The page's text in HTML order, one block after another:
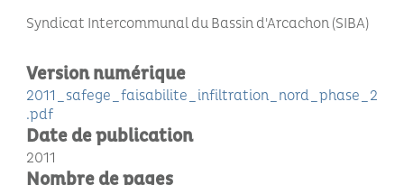
Syndicat Intercommunal du Bassin d'Arcachon (SIBA)
Version numérique
2011_safege_faisabilite_infiltration_nord_phase_2
.pdf
Date de publication
2011
Nombre de pages